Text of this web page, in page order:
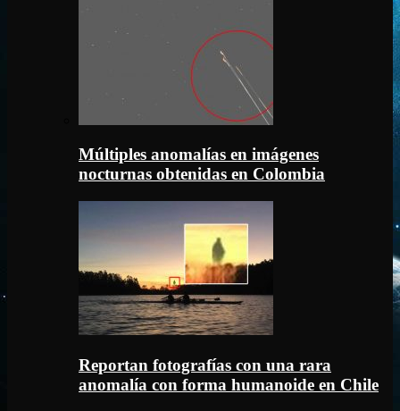
Múltiples anomalías en imágenes
nocturnas obtenidas en Colombia
Reportan fotografías con una rara
anomalía con forma humanoide en Chile